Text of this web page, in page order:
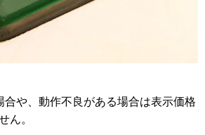
や、動作不良がある場合は表示価格
ん。